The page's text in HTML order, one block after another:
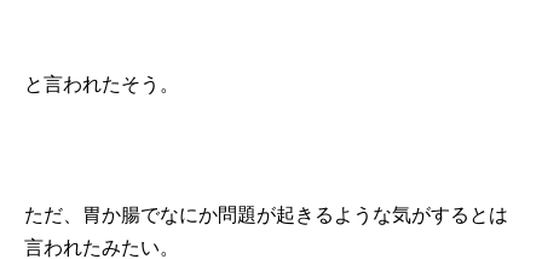
と言われたそう。
ただ、胃か腸でなにか問題が起きるような気がするとは
言われたみたい。